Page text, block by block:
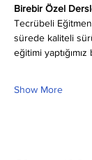
Birebir Özel
Tecrübeli
sürede kaliteli
eğitimi yaptığımız
Show More